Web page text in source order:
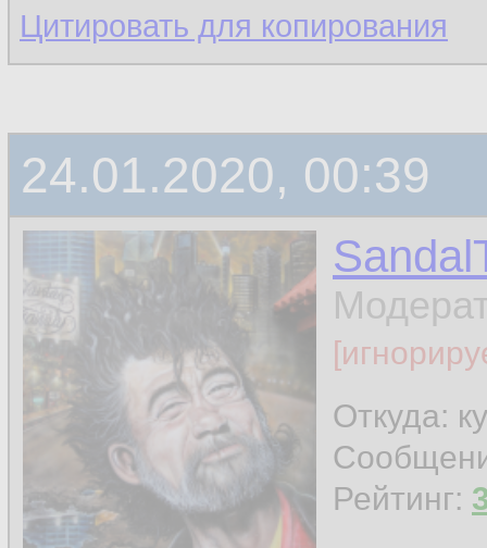
Цитировать для копирования
24.01.2020, 00:39
Откуда:
Рейтинг: